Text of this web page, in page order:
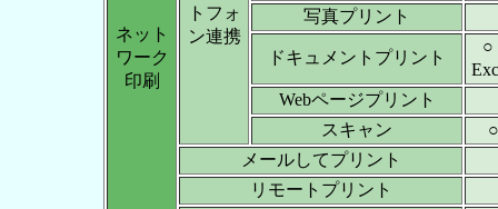
ネット
ワーク
印刷
トフォ
ン連携
写真プリント
ドキュメントプリント
○
Webページプリント
スキャン
メールしてプリント
リモートプリント